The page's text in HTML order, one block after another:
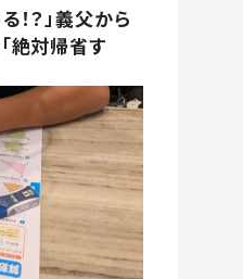
！？」義父から
絶対帰省す